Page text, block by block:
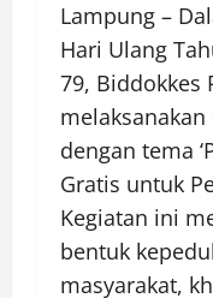
Lampung –
Hari Ulang
79, Biddokkes
dengan tema
Gratis untuk
Kegiatan ini
bentuk
masyarakat,